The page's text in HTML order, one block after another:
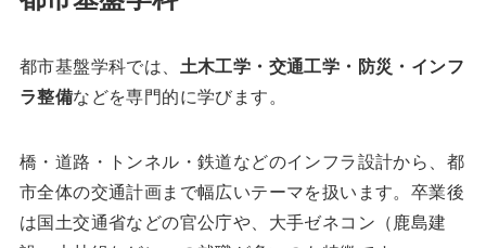
都市基盤学科では、 土木工学・交通工学・防災・インフ
ラ整備などを専門的に学びます。
橋・道路・トンネル・鉄道などのインフラ設計から、都
市全体の交通計画まで幅広いテーマを扱います。卒業後
は国土交通省などの官公庁や、大手ゼネコン（鹿島建